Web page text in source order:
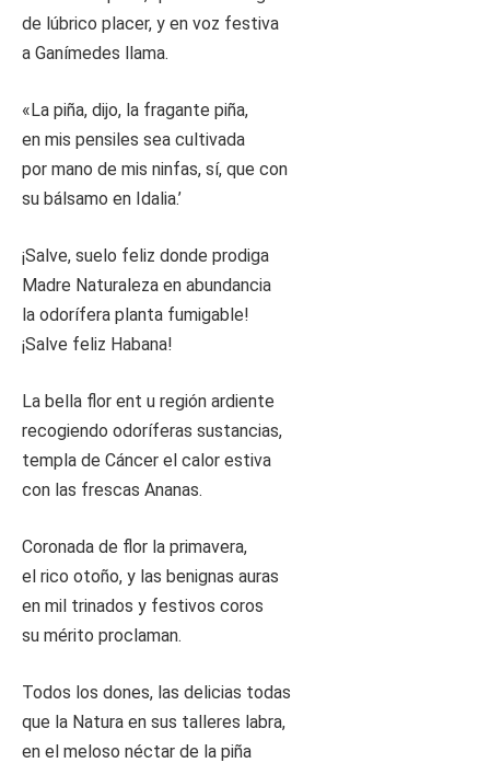
de lúbrico placer, y en voz festiva
a Ganímedes llama.
«La piña, dijo, la fragante piña,
en mis pensiles sea cultivada
por mano de mis ninfas, sí, que con
su bálsamo en Idalia.’
¡Salve, suelo feliz donde prodiga
Madre Naturaleza en abundancia
la odorífera planta fumigable!
¡Salve feliz Habana!
La bella flor ent u región ardiente
recogiendo odoríferas sustancias,
templa de Cáncer el calor estiva
con las frescas Ananas.
Coronada de flor la primavera,
el rico otoño, y las benignas auras
en mil trinados y festivos coros
su mérito proclaman.
Todos los dones, las delicias todas
que la Natura en sus talleres labra,
en el meloso néctar de la piña